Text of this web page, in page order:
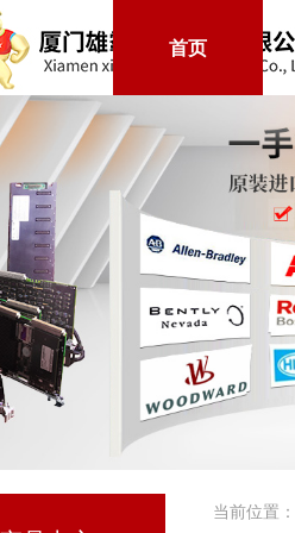
首页
当前位置：